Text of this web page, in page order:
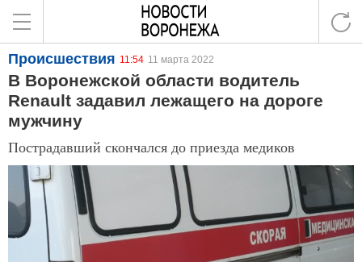
Происшествия 11:54 11 марта 2022
В Воронежской области водитель
Renault задавил лежащего на дороге
мужчину
Пострадавший скончался до приезда медиков